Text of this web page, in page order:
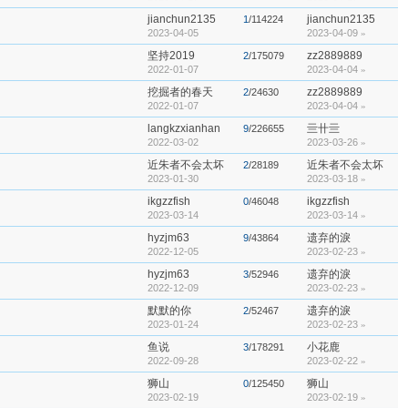
jianchun2135
2023-04-05
1/114224 jianchun2135
2023-04-09 »
坚持2019
2022-01-07
2/175079 zz2889889
2023-04-04 »
挖掘者的春天
2022-01-07
2/24630 zz2889889
2023-04-04 »
langkzxianhan
2022-03-02
9/226655 亖卄亖
2023-03-26 »
近朱者不会太坏
2023-01-30
2/28189 近朱者不会太坏
2023-03-18 »
ikgzzfish
2023-03-14
0/46048 ikgzzfish
2023-03-14 »
hyzjm63
2022-12-05
9/43864 遗弃的淚
2023-02-23 »
hyzjm63
2022-12-09
3/52946 遗弃的淚
2023-02-23 »
默默的你
2023-01-24
2/52467 遗弃的淚
2023-02-23 »
鱼说
2022-09-28
3/178291 小花鹿
2023-02-22 »
狮山
2023-02-19
0/125450 狮山
2023-02-19 »